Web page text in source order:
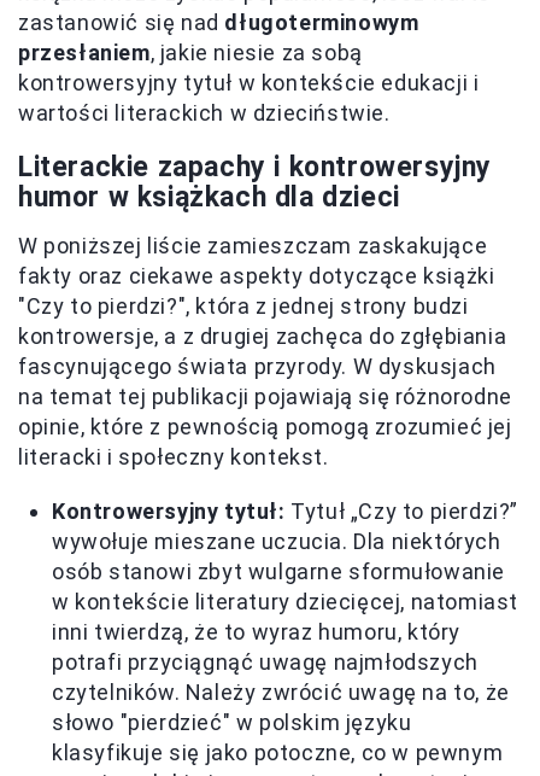
zastanowić się nad długoterminowym
przesłaniem, jakie niesie za sobą
kontrowersyjny tytuł w kontekście edukacji i
wartości literackich w dzieciństwie.
Literackie zapachy i kontrowersyjny
humor w książkach dla dzieci
W poniższej liście zamieszczam zaskakujące
fakty oraz ciekawe aspekty dotyczące książki
"Czy to pierdzi?", która z jednej strony budzi
kontrowersje, a z drugiej zachęca do zgłębiania
fascynującego świata przyrody. W dyskusjach
na temat tej publikacji pojawiają się różnorodne
opinie, które z pewnością pomogą zrozumieć jej
literacki i społeczny kontekst.
Kontrowersyjny tytuł: Tytuł „Czy to pierdzi?”
wywołuje mieszane uczucia. Dla niektórych
osób stanowi zbyt wulgarne sformułowanie
w kontekście literatury dziecięcej, natomiast
inni twierdzą, że to wyraz humoru, który
potrafi przyciągnąć uwagę najmłodszych
czytelników. Należy zwrócić uwagę na to, że
słowo "pierdzieć" w polskim języku
klasyfikuje się jako potoczne, co w pewnym